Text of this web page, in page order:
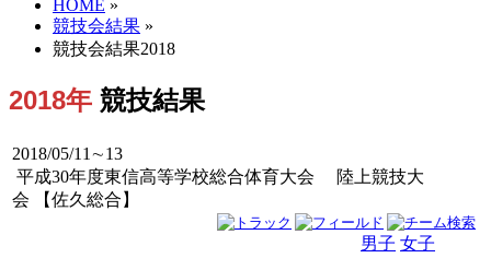
HOME »
競技会結果 »
競技会結果2018
2018年 競技結果
2018/05/11∼13
平成30年度東信高等学校総合体育大会 陸上競技大
会 【佐久総合】
男子 女子